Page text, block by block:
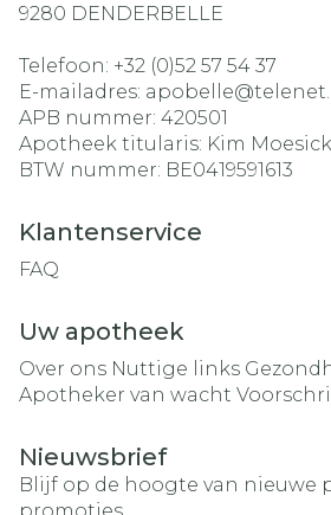
9280 DENDERBELLE
Telefoon: +32 (0)52 57 54 37
E-mailadres: apobelle@
APB nummer: 420501
Apotheek titularis: Kim Moesick
BTW nummer: BE0419591613
Klantenservice
FAQ
Uw apotheek
Over ons Nuttige links
Apotheker van wacht
Nieuwsbrief
Blijf op de hoogte van nieuwe